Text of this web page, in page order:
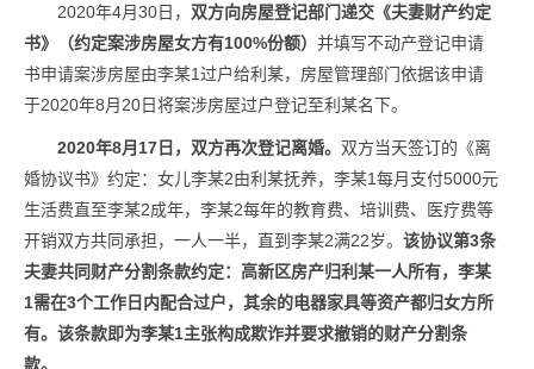
2020年4月30日， 双方向房屋登记部门递交《夫妻财产约定
书》（约定案涉房屋女方有100%份额） 并填写不动产登记申请
书申请案涉房屋由李某1过户给利某，房屋管理部门依据该申请
于2020年8月20日将案涉房屋过户登记至利某名下。
2020年8月17日，双方再次登记离婚。 双方当天签订的《离
婚协议书》约定：女儿李某2由利某抚养，李某1每月支付5000元
生活费直至李某2成年，李某2每年的教育费、培训费、医疗费等
开销双方共同承担，一人一半，直到李某2满22岁。 该协议第3条
夫妻共同财产分割条款约定：高新区房产归利某一人所有，李某
1需在3个工作日内配合过户，其余的电器家具等资产都归女方所
有。该条款即为李某1主张构成欺诈并要求撤销的财产分割条
款。